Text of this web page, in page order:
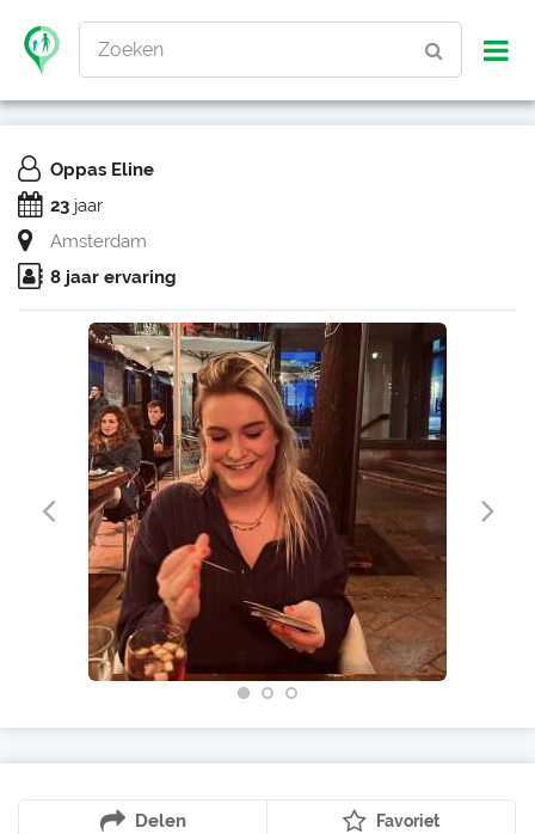
Zoeken
Oppas Eline
23 jaar
Amsterdam
8 jaar ervaring
Delen Favoriet